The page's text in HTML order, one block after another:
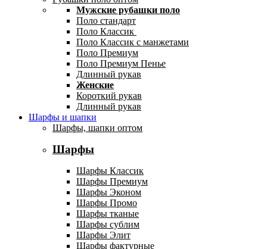
Мужские рубашки поло
Поло стандарт
Поло Классик
Поло Классик с манжетами
Поло Премиум
Поло Премиум Пенье
Длинный рукав
Женские
Короткий рукав
Длинный рукав
Шарфы и шапки
Шарфы, шапки оптом
Шарфы
Шарфы Классик
Шарфы Премиум
Шарфы Эконом
Шарфы Промо
Шарфы тканые
Шарфы сублим
Шарфы Элит
Шарфы фактурные